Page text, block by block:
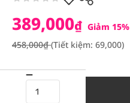
389,000₫ Giảm 15%
458,000₫(Tiết kiệm: 69,000)